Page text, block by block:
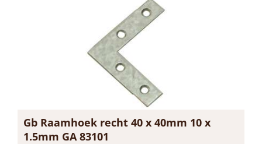
Gb Raamhoek recht 40 x 40mm 10 x
1.5mm GA 83101